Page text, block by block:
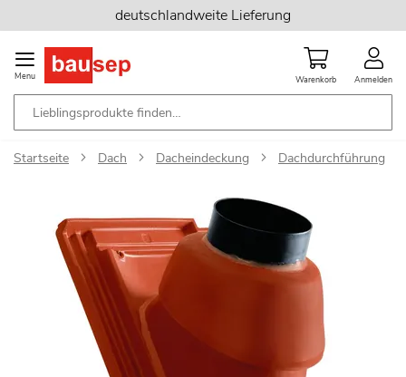
Inhalt
springen
deutschlandweite Lieferung
Menu Warenkorb Anmelden
Startseite Dach Dacheindeckung Dachdurchführung
Bildgalerie
springen